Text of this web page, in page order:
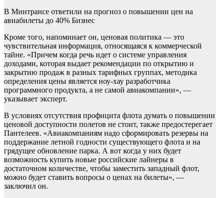
В Минтрансе ответили на прогноз о повышении цен на
авиабилеты до 40% Бизнес
Кроме того, напоминает он, ценовая политика — это
чувствительная информация, относящаяся к коммерческой
тайне. «Причем когда речь идет о системе управления
доходами, которая выдает рекомендации по открытию и
закрытию продаж в разных тарифных группах, методика
определения цены является ноу-хау разработчика
программного продукта, а не самой авиакомпании», —
указывает эксперт.
В условиях отсутствия профицита флота думать о повышении
ценовой доступности полетов не стоит, также предостерегает
Пантелеев. «Авиакомпаниям надо сформировать резервы на
поддержание летной годности существующего флота и на
грядущее обновление парка. А вот когда у них будет
возможность купить новые российские лайнеры в
достаточном количестве, чтобы заместить западный флот,
можно будет ставить вопросы о ценах на билеты», —
заключил он.